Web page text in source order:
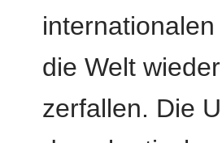
die Welt
zerfallen. Die